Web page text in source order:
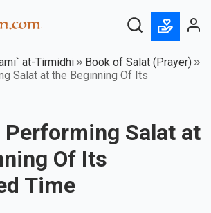
at-Tirmidhi
Book of Salat (Prayer)
Salat at the Beginning Of Its
Salat at
Of Its
Time